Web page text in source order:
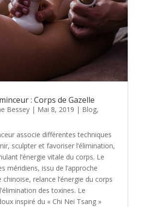
: Corps de Gazelle
Bessey| Mai 8, 2019 | Blog,
associe différentes techniques
sculpter et favoriser l’élimination,
l’énergie vitale du corps. Le
méridiens, issu de l’approche
chinoise, relance l’énergie du corps
des toxines. Le
inspiré du « Chi Nei Tsang »